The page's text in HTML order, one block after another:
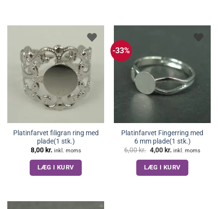
Platinfarvet filigran ring med
plade(1 stk.)
8,00 kr. inkl. moms
LÆG I KURV
-33%
Platinfarvet Fingerring med
6 mm plade(1 stk.)
6,00kr. Den
oprindelige
pris
var:
6,00 kr..
4,00 kr.Den
pris
er:
4,00 kr..
inkl. moms
LÆG I KURV